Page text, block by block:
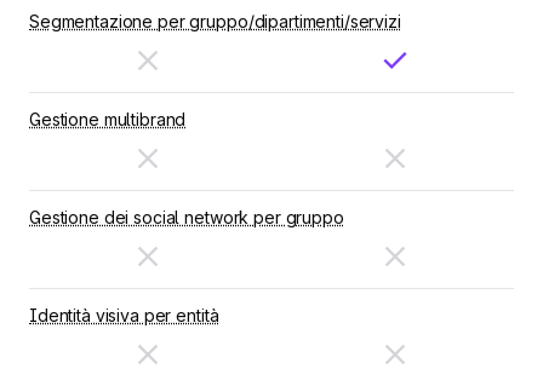
Segmentazione per gruppo/dipartimenti/servizi
Gestione multibrand
Gestione dei social network per gruppo
Identità visiva per entità